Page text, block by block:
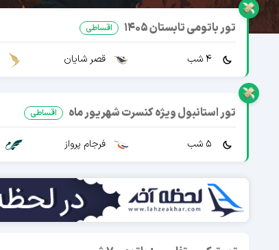
تور باتومی تابستان 1405 اقساطی
قصر شایان
تور استانبول ویژه کنسرت شهریور ماه اقساطی
فرجام پرواز